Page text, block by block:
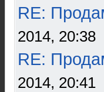
RE:
2014, 20:38
RE:
2014, 20:41